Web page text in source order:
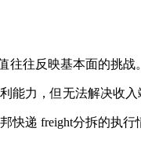
往往反映基本面的挑战。
能力，但无法解决收入
快递 freight分拆的执